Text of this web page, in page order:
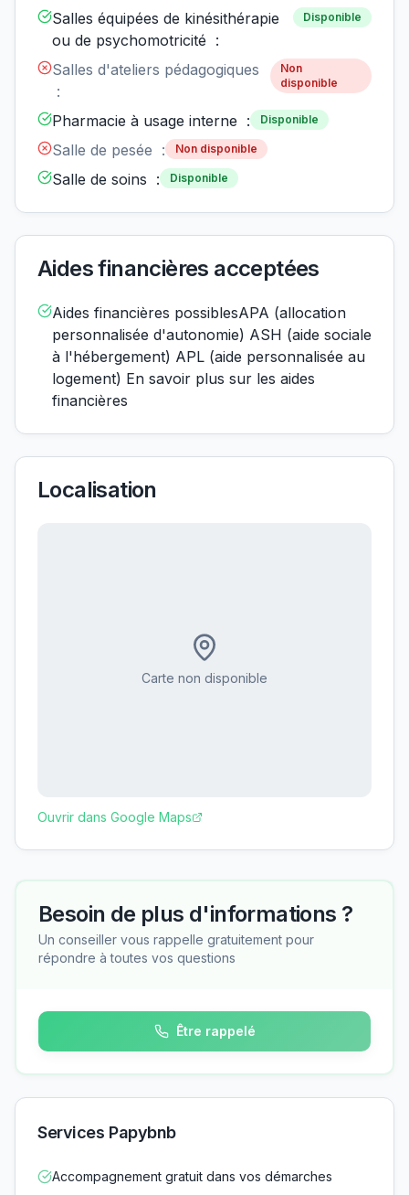
Salles équipées de kinésithérapie
ou de psychomotricité :
Disponible
Salles d'ateliers pédagogiques
:
Non
disponible
Pharmacie à usage interne : Disponible
Salle de pesée : Non disponible
Salle de soins : Disponible
Aides financières acceptées
Aides financières possiblesAPA (allocation
personnalisée d'autonomie) ASH (aide sociale
à l'hébergement) APL (aide personnalisée au
logement) En savoir plus sur les aides
financières
Localisation
Carte non disponible
Ouvrir dans Google Maps
Besoin de plus d'informations ?
Un conseiller vous rappelle gratuitement pour
répondre à toutes vos questions
Être rappelé
Services Papybnb
Accompagnement gratuit dans vos démarches